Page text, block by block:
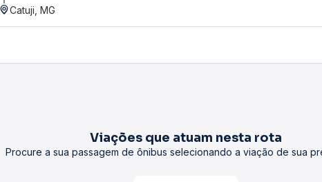
Catuji, MG
Viações que atuam nesta rota
Procure a sua passagem de ônibus selecionando a viação de sua